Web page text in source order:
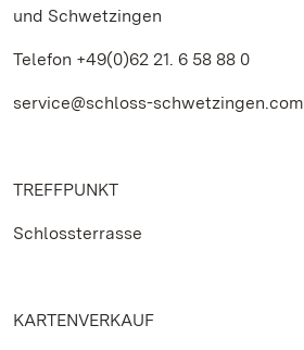
und Schwetzingen
Telefon +49(0)62 21. 6 58 88 0
service@schloss-schwetzingen.com
TREFFPUNKT
Schlossterrasse
KARTENVERKAUF